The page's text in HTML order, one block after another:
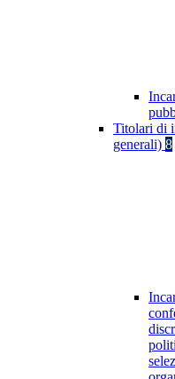
Titolari di
generali) 8